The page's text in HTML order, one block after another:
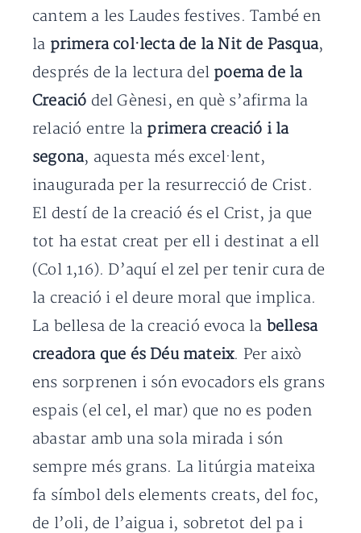
cantem a les Laudes festives. També en
la primera col·lecta de la Nit de Pasqua,
després de la lectura del poema de la
Creació del Gènesi, en què s’afirma la
relació entre la primera creació i la
segona, aquesta més excel·lent,
inaugurada per la resurrecció de Crist.
El destí de la creació és el Crist, ja que
tot ha estat creat per ell i destinat a ell
(Col 1,16). D’aquí el zel per tenir cura de
la creació i el deure moral que implica.
La bellesa de la creació evoca la bellesa
creadora que és Déu mateix. Per això
ens sorprenen i són evocadors els grans
espais (el cel, el mar) que no es poden
abastar amb una sola mirada i són
sempre més grans. La litúrgia mateixa
fa símbol dels elements creats, del foc,
de l’oli, de l’aigua i, sobretot del pa i